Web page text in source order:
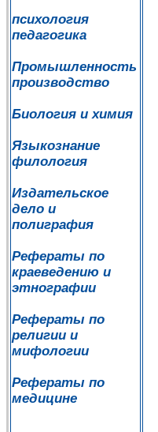
психология
педагогика
Промышленность
производство
Биология и химия
Языкознание
филология
Издательское
дело и
полиграфия
Рефераты по
краеведению и
этнографии
Рефераты по
религии и
мифологии
Рефераты по
медицине